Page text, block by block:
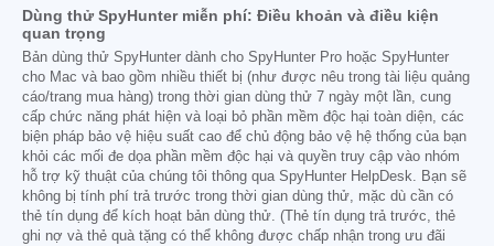
Dùng thử SpyHunter miễn phí: Điều khoản và điều kiện
quan trọng
Bản dùng thử SpyHunter dành cho SpyHunter Pro hoặc SpyHunter
cho Mac và bao gồm nhiều thiết bị (như được nêu trong tài liệu quảng
cáo/trang mua hàng) trong thời gian dùng thử 7 ngày một lần, cung
cấp chức năng phát hiện và loại bỏ phần mềm độc hại toàn diện, các
biện pháp bảo vệ hiệu suất cao để chủ động bảo vệ hệ thống của bạn
khỏi các mối đe dọa phần mềm độc hại và quyền truy cập vào nhóm
hỗ trợ kỹ thuật của chúng tôi thông qua SpyHunter HelpDesk. Bạn sẽ
không bị tính phí trả trước trong thời gian dùng thử, mặc dù cần có
thẻ tín dụng để kích hoạt bản dùng thử. (Thẻ tín dụng trả trước, thẻ
ghi nợ và thẻ quà tặng có thể không được chấp nhận trong ưu đãi